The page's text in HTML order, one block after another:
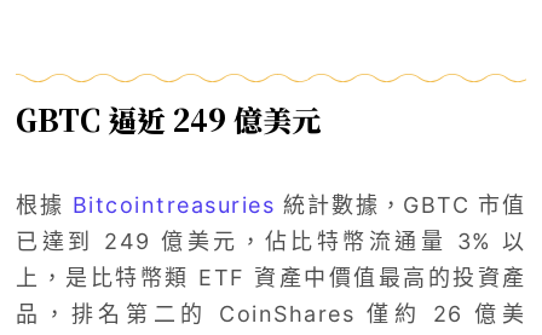
GBTC 逼近 249 億美元
根據 Bitcointreasuries 統計數據，GBTC 市值
已達到 249 億美元，佔比特幣流通量 3% 以
上，是比特幣類 ETF 資產中價值最高的投資產
品，排名第二的 CoinShares 僅約 26 億美